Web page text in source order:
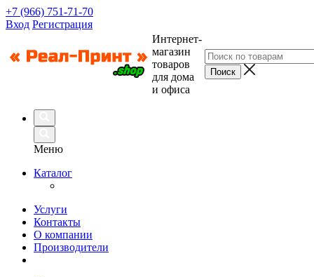
+7 (966) 751-71-70
Вход Регистрация
Интернет-
магазин
товаров
для дома
и офиса
Меню
Каталог
Услуги
Контакты
О компании
Производители